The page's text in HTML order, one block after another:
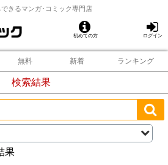
きるマンガ･コミック専門店
初めての方 ログイン
無料 新着 ランキング
検索結果
果